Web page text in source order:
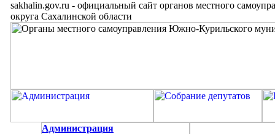
sakhalin.gov.ru - официальный сайт органов местного
округа Сахалинской области
Администрация